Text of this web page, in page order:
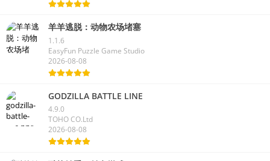
羊羊逃脱：动物农场堵塞
1.1.6
EasyFun Puzzle Game Studio
2026-08-08
GODZILLA BATTLE LINE
4.9.0
TOHO CO.Ltd
2026-08-08